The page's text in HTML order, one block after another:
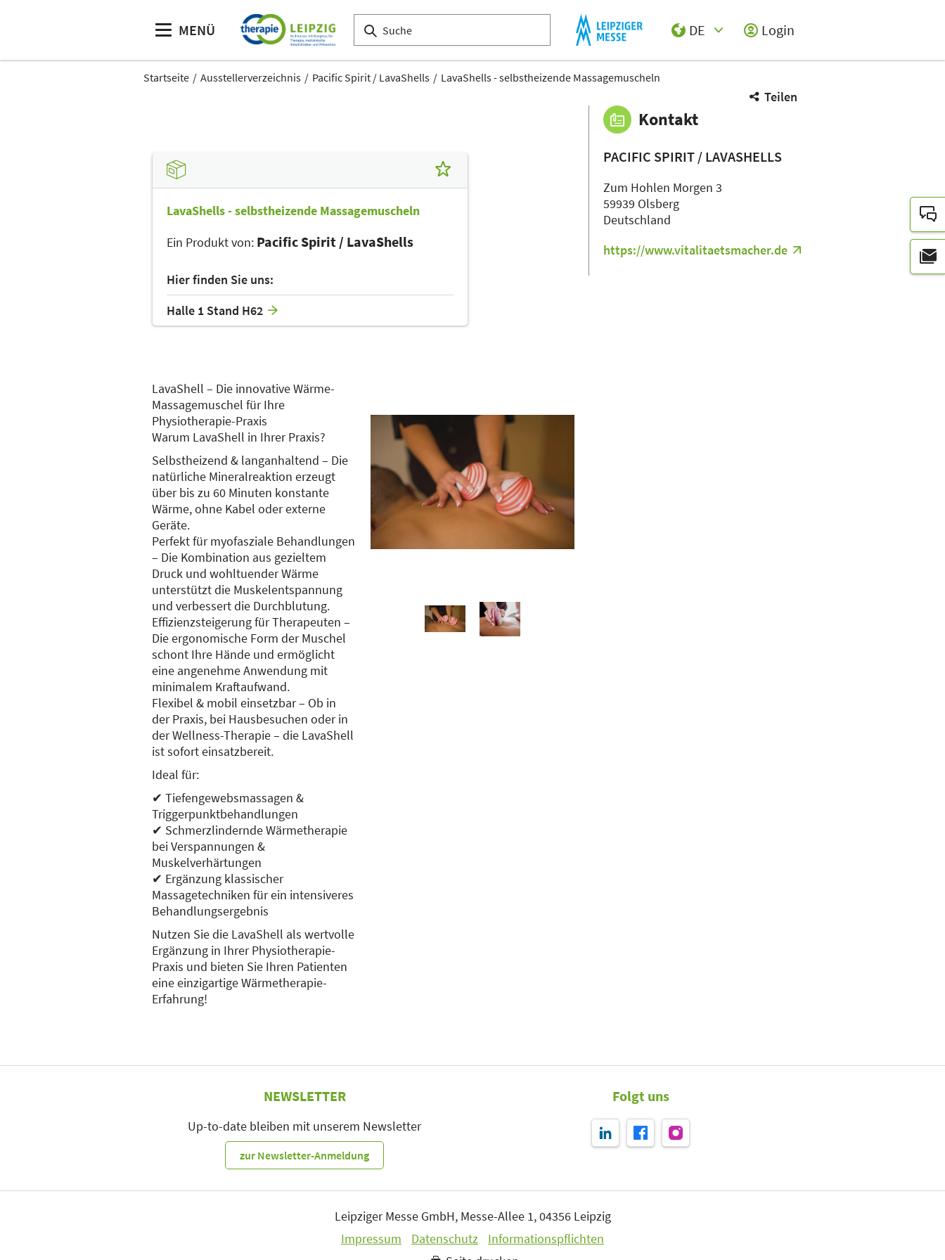
MENÜ
DE
Login
Startseite Ausstellerverzeichnis Pacific Spirit / LavaShells LavaShells - selbstheizende Massagemuscheln
Teilen
LavaShells - selbstheizende Massagemuscheln
Ein Produkt von: Pacific Spirit / LavaShells
Hier finden Sie uns:
Halle 1 Stand H62
LavaShell – Die innovative Wärme-
Massagemuschel für Ihre
Physiotherapie-Praxis
Warum LavaShell in Ihrer Praxis?
Selbstheizend & langanhaltend – Die
natürliche Mineralreaktion erzeugt
über bis zu 60 Minuten konstante
Wärme, ohne Kabel oder externe
Geräte.
Perfekt für myofasziale Behandlungen
– Die Kombination aus gezieltem
Druck und wohltuender Wärme
unterstützt die Muskelentspannung
und verbessert die Durchblutung.
Effizienzsteigerung für Therapeuten –
Die ergonomische Form der Muschel
schont Ihre Hände und ermöglicht
eine angenehme Anwendung mit
minimalem Kraftaufwand.
Flexibel & mobil einsetzbar – Ob in
der Praxis, bei Hausbesuchen oder in
der Wellness-Therapie – die LavaShell
ist sofort einsatzbereit.
Ideal für:
✔ Tiefengewebsmassagen &
Triggerpunktbehandlungen
✔ Schmerzlindernde Wärmetherapie
bei Verspannungen &
Muskelverhärtungen
✔ Ergänzung klassischer
Massagetechniken für ein intensiveres
Behandlungsergebnis
Nutzen Sie die LavaShell als wertvolle
Ergänzung in Ihrer Physiotherapie-
Praxis und bieten Sie Ihren Patienten
eine einzigartige Wärmetherapie-
Erfahrung!
Kontakt
PACIFIC SPIRIT / LAVASHELLS
Zum Hohlen Morgen 3
59939 Olsberg
Deutschland
https://www.vitalitaetsmacher.de
NEWSLETTER
Up-to-date bleiben mit unserem Newsletter
zur Newsletter-Anmeldung
Folgt uns
Leipziger Messe GmbH, Messe-Allee 1, 04356 Leipzig
Impressum
Datenschutz
Informationspflichten